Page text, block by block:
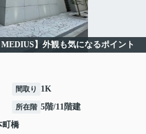
】外観も気になるポイント
間取り 1K
所在階 5階/11階建
町橋